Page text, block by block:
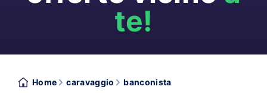
te!
Home caravaggio banconista